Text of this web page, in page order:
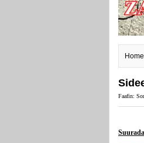
Home
Faafin: